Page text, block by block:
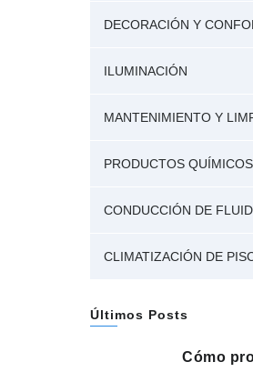
DECORACIÓN Y
ILUMINACIÓN
MANTENIMIENTO Y
PRODUCTOS QUÍMICOS
CONDUCCIÓN DE
CLIMATIZACIÓN DE
Últimos Posts
Cómo